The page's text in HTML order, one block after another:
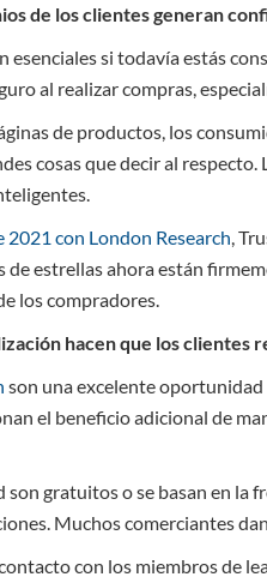
de los clientes generan
esenciales si todavía estás
al realizar compras,
de productos, los
cosas que decir al respecto.
2021 con London Research ,
de estrellas ahora están
los compradores.
hacen que los clientes
son una excelente
el beneficio adicional de
gratuitos o se basan en la
Muchos comerciantes
con los miembros de